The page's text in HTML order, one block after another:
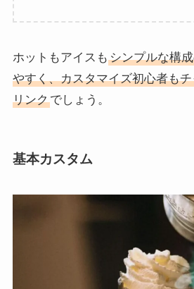
ホットもアイスも シンプルな構
やすく、カスタマイズ初心者も
リンクでしょう。
基本カスタム